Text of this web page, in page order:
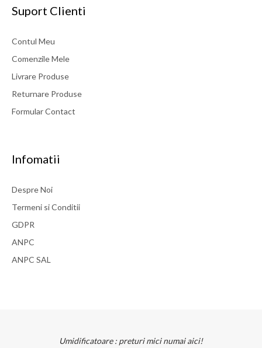
Suport Clienti
Contul Meu
Comenzile Mele
Livrare Produse
Returnare Produse
Formular Contact
Infomatii
Despre Noi
Termeni si Conditii
GDPR
ANPC
ANPC SAL
Umidificatoare : preturi mici numai aici!